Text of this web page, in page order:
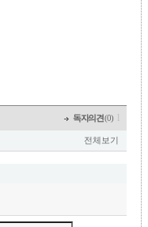
독자의견(0)
전체보기